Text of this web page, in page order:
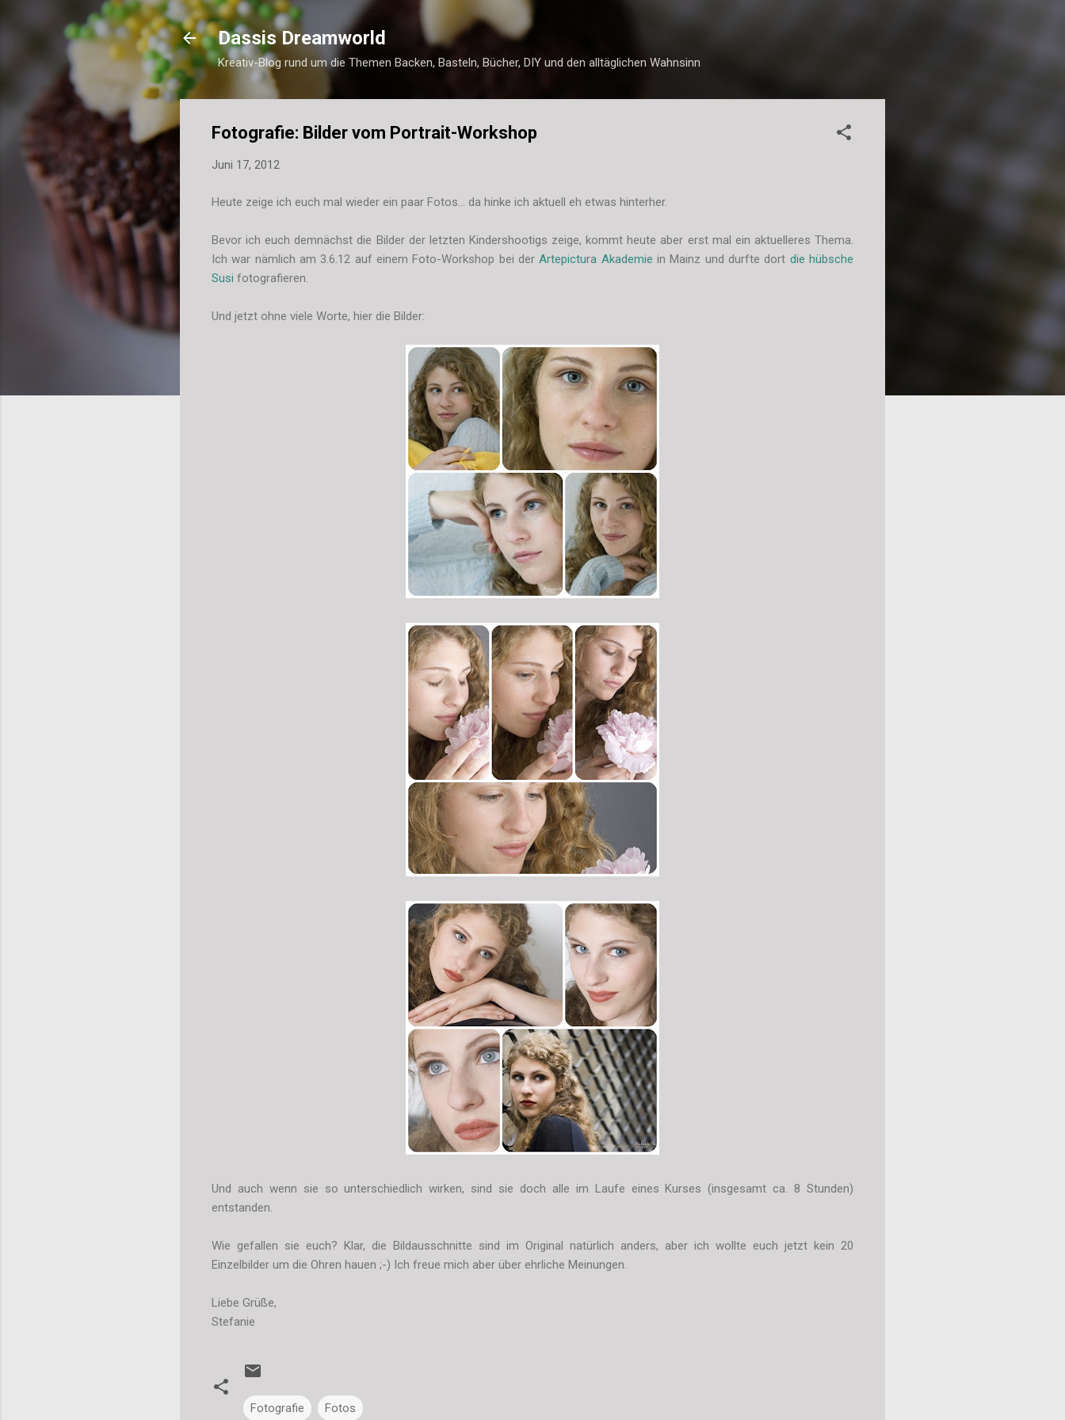
Direkt zum Hauptbereich
Dassis Dreamworld
Kreativ-Blog rund um die Themen Backen, Basteln, Bücher, DIY und den alltäglichen Wahnsinn
Fotografie: Bilder vom Portrait-Workshop
Juni 17, 2012
Heute zeige ich euch mal wieder ein paar Fotos... da hinke ich aktuell eh etwas hinterher.
Bevor ich euch demnächst die Bilder der letzten Kindershootigs zeige, kommt heute aber erst mal ein aktuelleres Thema.
Ich war nämlich am 3.6.12 auf einem Foto-Workshop bei derArtepictura Akademie in Mainz und durfte dort die hübsche
Susi fotografieren.
Und jetzt ohne viele Worte, hier die Bilder:
Und auch wenn sie so unterschiedlich wirken, sind sie doch alle im Laufe eines Kurses (insgesamt ca. 8 Stunden)
entstanden.
Wie gefallen sie euch? Klar, die Bildausschnitte sind im Original natürlich anders, aber ich wollte euch jetzt kein 20
Einzelbilder um die Ohren hauen ;-) Ich freue mich aber über ehrliche Meinungen.
Liebe Grüße,
Stefanie
Fotografie Fotos